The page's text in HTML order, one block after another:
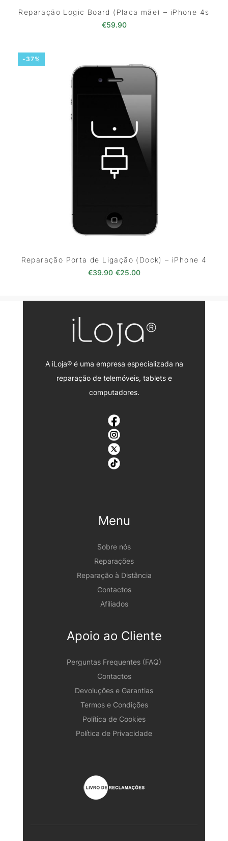
Reparação Logic Board (Placa mãe) – iPhone 4s
€59.90
-37%
Reparação Porta de Ligação (Dock) – iPhone 4
€39.90 O preço original era: €39.90.
€25.00O preço atual é:
A iLoja® é uma empresa especializada na
reparação de telemóveis, tablets e
computadores.
Menu
Sobre nós
Reparações
Reparação à Distância
Contactos
Afiliados
Apoio ao Cliente
Perguntas Frequentes (FAQ)
Contactos
Devoluções e Garantias
Termos e Condições
Política de Cookies
Política de Privacidade